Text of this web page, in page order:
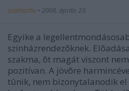
szinhazhu • 2008. április 23.
Egyike a
színházrendezõknek.
szakma, õt magát viszont
pozitívan. A jövõre
tûnik, nem bizonytalanodik el